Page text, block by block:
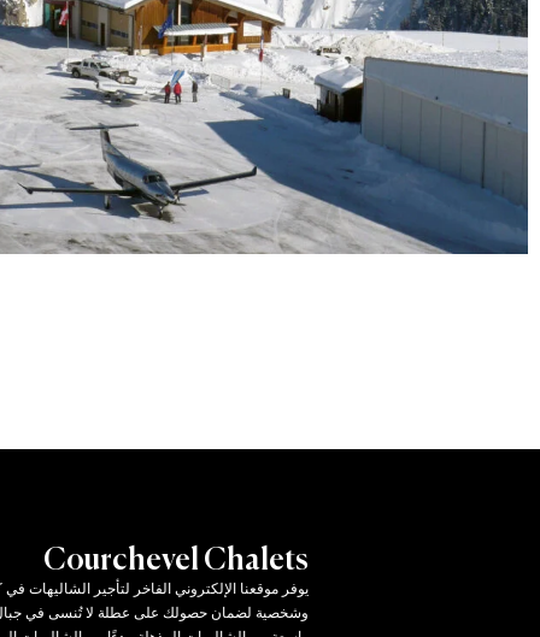
Courchevel Chalets
يوفر موقعنا الإلكتروني الفاخر لتأجير الشاليهات
وشخصية لضمان حصولك على عطلة لا تُنسى في جبال